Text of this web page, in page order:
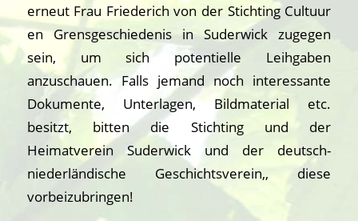
erneut Frau Friederich von der Stichting Cultuur
en Grensgeschiedenis in Suderwick zugegen
sein, um sich potentielle Leihgaben
anzuschauen. Falls jemand noch interessante
Dokumente, Unterlagen, Bildmaterial etc.
besitzt, bitten die Stichting und der
Heimatverein Suderwick und der deutsch-
niederländische Geschichtsverein,, diese
vorbeizubringen!